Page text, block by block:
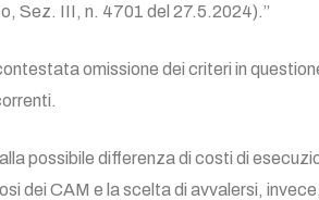
Sez. III, n. 4701 del 27.5.2024).”
omissione dei criteri in
possibile differenza di costi di
dei CAM e la scelta di avvalersi,